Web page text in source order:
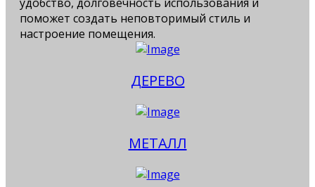
поможет создать неповторимый стиль и
настроение помещения.
ДЕРЕВО
МЕТАЛЛ